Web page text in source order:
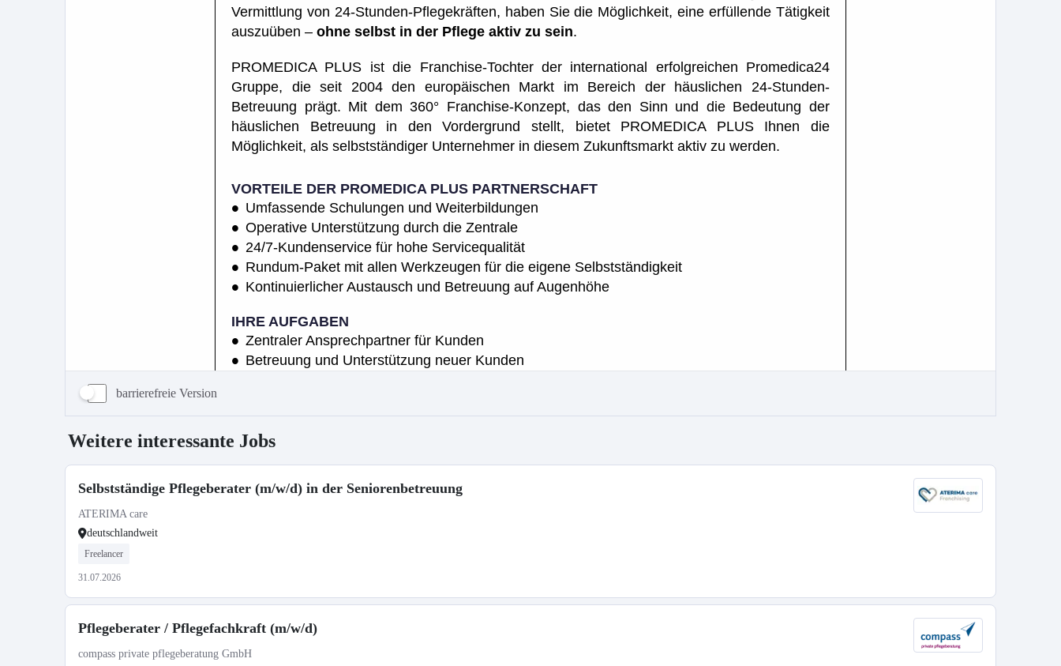
barrierefreie Version
Weitere interessante Jobs
Selbstständige Pflegeberater (m/w/d) in der Seniorenbetreuung
ATERIMA care
deutschlandweit
Freelancer
31.07.2026
Pflegeberater / Pflegefachkraft (m/w/d)
compass private pflegeberatung GmbH